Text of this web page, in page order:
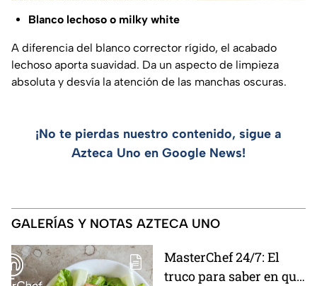
Blanco lechoso o milky white
A diferencia del blanco corrector rígido, el acabado
lechoso aporta suavidad. Da un aspecto de limpieza
absoluta y desvía la atención de las manchas oscuras.
¡No te pierdas nuestro contenido, sigue a
Azteca Uno en Google News!
GALERÍAS Y NOTAS AZTECA UNO
MasterChef 24/7: El
truco para saber en qué